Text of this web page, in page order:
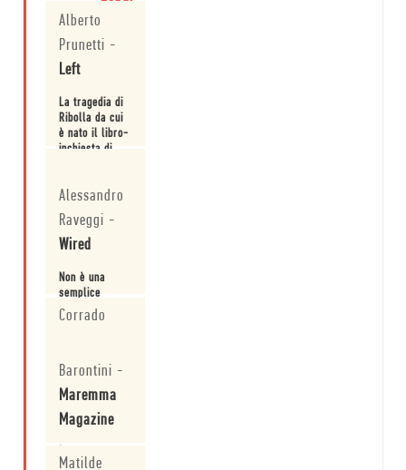
Bianciardi e
Carlo Cassola
dal 1952 al
1954, si rivela
di drammatica
attualità.
Alberto
Prunetti -
Left
La tragedia di
Ribolla da cui
è nato il libro-
inchiesta di
Carlo Cassola.
Alessandro
Raveggi -
Wired
Non è una
semplice
inchiesta sulle
condizioni
insieme un
dettagliato
trattato
storico-
Maremma e le
sue lotte.
Corrado
Barontini -
Maremma
Magazine
È tornato in
Matilde